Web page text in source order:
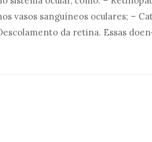
vasos sanguíneos oculares; –
da retina. Essas